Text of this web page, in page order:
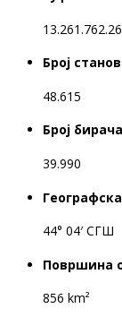
Број
48.615
Број
39.990
44° 04′ СГШ
Површина
856 km²